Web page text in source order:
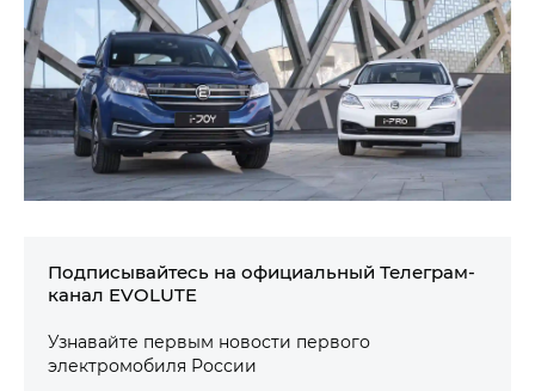
Подписывайтесь на официальный Телеграм-
канал EVOLUTE
Узнавайте первым новости первого
электромобиля России